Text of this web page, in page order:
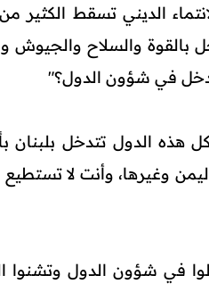
الديني تسقط الكثير
بالقوة والسلاح والجيوش
في شؤون الدول؟"
الدول تتدخل بلبنان
وغيرها، وأنت لا تستطيع
في شؤون الدول وتشنوا